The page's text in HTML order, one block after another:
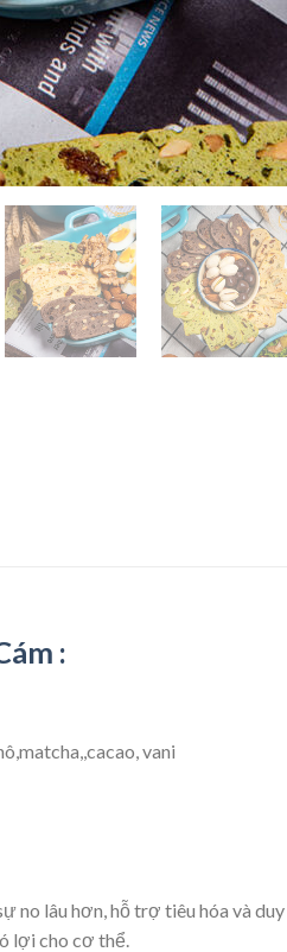
:
vani
no lâu hơn, hỗ trợ tiêu hóa và
lợi cho cơ thể.